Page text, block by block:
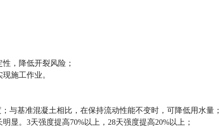
性，降低开裂风险；
现施工作业。
与基准混凝土相比，在保持流动性能不变时，可降低用水量；
显。3天强度提高70%以上，28天强度提高20%以上；